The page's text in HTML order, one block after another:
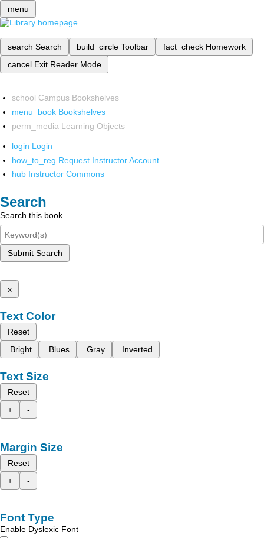
menu
search Search build_circle Toolbar fact_check Homework
cancel Exit Reader Mode
school Campus Bookshelves
menu_book Bookshelves
perm_media Learning Objects
login Login
how_to_reg Request Instructor Account
hub Instructor Commons
Search
Search this book
Submit Search
x
Text Color
Reset
Bright
Blues Gray Inverted
Text Size
Reset
+
-
Margin Size
Reset
+
-
Font Type
Enable Dyslexic Font